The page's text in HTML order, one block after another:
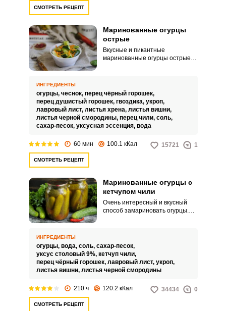
СМОТРЕТЬ РЕЦЕПТ
Маринованные огурцы
острые
Вкусные и пикантные
маринованные огурцы острые
Остроту заготовки можно
контролировать благодаря
качеству и количеству горького
перца в составе, поэтому
закуску можно сделать более
или менее жгучей.
ИНГРЕДИЕНТЫ
огурцы, чеснок, перец чёрный горошек,
перец душистый горошек, гвоздика, укроп,
лавровый лист, листья хрена, листья вишни,
листья черной смородины, перец чили, соль,
сахар-песок, уксусная эссенция, вода
60 мин 100.1 кКал 15721 1
СМОТРЕТЬ РЕЦЕПТ
Маринованные огурцы с
кетчупом чили
Очень интересный и вкусный
способ замариновать огурцы.
ИНГРЕДИЕНТЫ
огурцы, вода, соль, сахар-песок,
уксус столовый 9%, кетчуп чили,
перец чёрный горошек, лавровый лист, укроп,
листья вишни, листья черной смородины
210 ч 120.2 кКал 34434 0
СМОТРЕТЬ РЕЦЕПТ